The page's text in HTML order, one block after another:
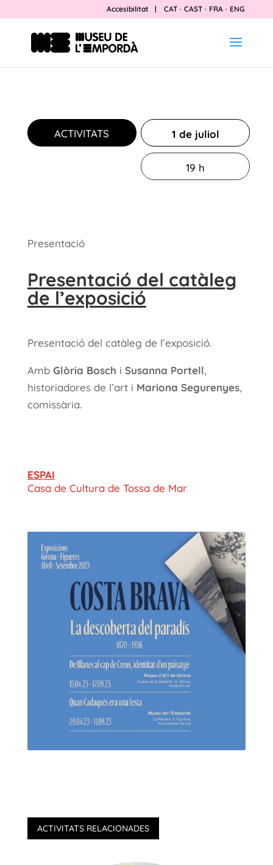
Accesibilitat | CAT · CAST · FRA · ENG
ACTIVITATS 1 de juliol
19 h
Presentació
Presentació del catàleg
de l’exposició
Presentació del catàleg de l’exposició.
Amb Glòria Bosch i Susanna Portell,
historiadores de l’art i Mariona Segurenyes,
comissària.
ESPAI
Casa de Cultura de Tossa de Mar
ACTIVITATS RELACIONADES